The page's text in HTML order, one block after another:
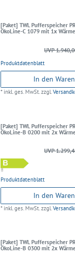
[Paket] TWL Pufferspeicher
ÖkoLine-C 1079 mit 1x
Produktdatenblatt
UVP
In den
* inkl. ges. MwSt.zzgl.
[Paket] TWL Pufferspeicher
ÖkoLine-B 0200 mit 2x
Produktdatenblatt
UVP
In den
* inkl. ges. MwSt. zzgl.
[Paket] TWL Pufferspeicher
ÖkoLine-B 0300 mit 2x